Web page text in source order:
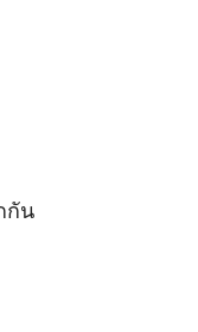
กัน